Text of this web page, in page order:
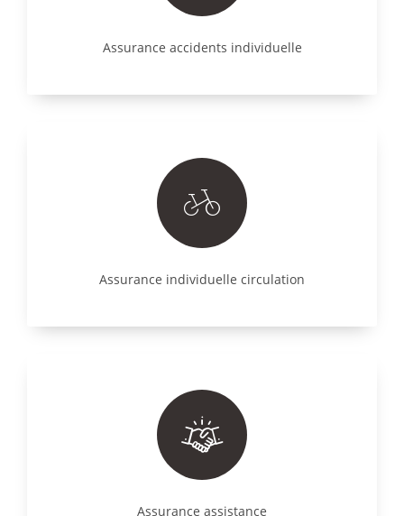
Assurance accidents individuelle
Assurance individuelle circulation
Assurance assistance